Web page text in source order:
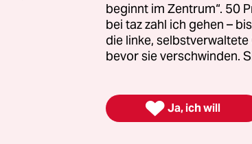
Im Fokus stehen Begegnungen mit
Polen fernab der Hauptstadt?
beginnt im Zentrum“. 50
bei taz zahl ich gehen –
die linke,
bevor sie verschwinden.
 Ja, ich will